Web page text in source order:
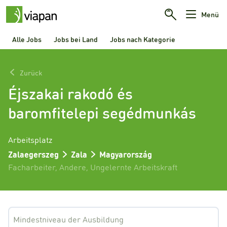
Menü
Alle Jobs Jobs bei Land Jobs nach Kategorie
Zurück
Éjszakai rakodó és
baromfitelepi segédmunkás
Arbeitsplatz
Zalaegerszeg
Zala
Magyarország
Facharbeiter, Andere Ungelernte Arbeitskraft
Mindestniveau der Ausbildung